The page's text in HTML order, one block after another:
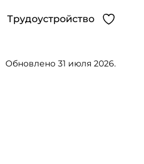
Трудоустройство
Обновлено 31 июля 2026.